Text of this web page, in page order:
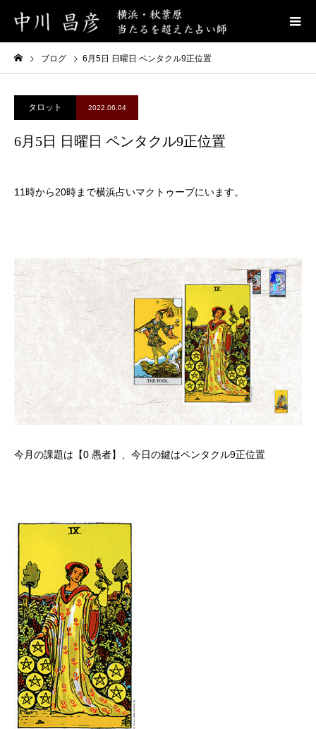
ブログ 6月5日 日曜日 ペンタクル9正位置
タロット 2022.06.04
6月5日 日曜日 ペンタクル9正位置
11時から20時まで横浜占いマクトゥーブにいます。
今月の課題は【0 愚者】、今日の鍵はペンタクル9正位置